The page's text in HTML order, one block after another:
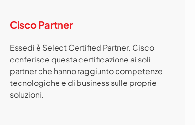
Cisco Partner
Essedi è Select Certified Partner. Cisco
conferisce questa certificazione ai soli
partner che hanno raggiunto competenze
tecnologiche e di business sulle proprie
soluzioni.